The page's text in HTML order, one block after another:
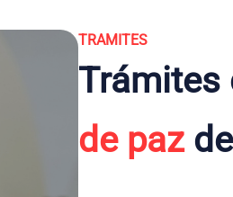
TRAMITES
Trámites
de paz